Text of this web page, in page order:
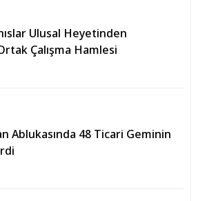
Ulusal Heyetinden
Çalışma Hamlesi
Ablukasında 48 Ticari Geminin